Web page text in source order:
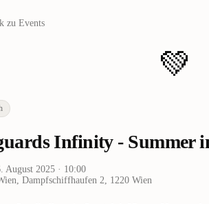
zu Events
💚
Infinity - Summer
August 2025 · 10:00
Dampfschiffhaufen 2, 1220 Wien